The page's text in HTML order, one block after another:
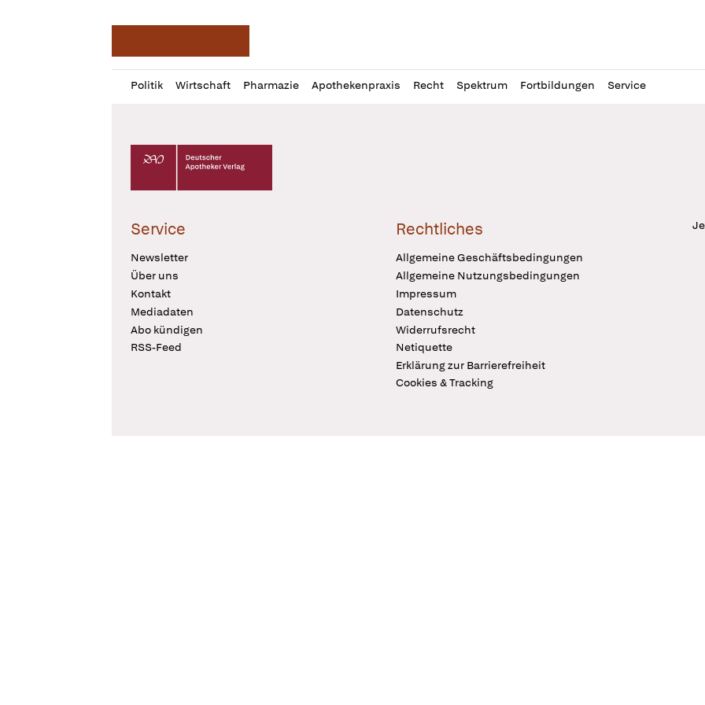
Politik Wirtschaft Pharmazie Apothekenpraxis Recht Spektrum Fortbildungen Service
Profil
öffnen
Daz
Pur
Deutscher Apotheker Verlag Logo
Service
Newsletter
Über uns
Kontakt
Mediadaten
Abo kündigen
RSS-Feed
Rechtliches
Allgemeine Geschäftsbedingungen
Allgemeine Nutzungsbedingungen
Impressum
Datenschutz
Widerrufsrecht
Netiquette
Erklärung zur Barrierefreiheit
Cookies & Tracking